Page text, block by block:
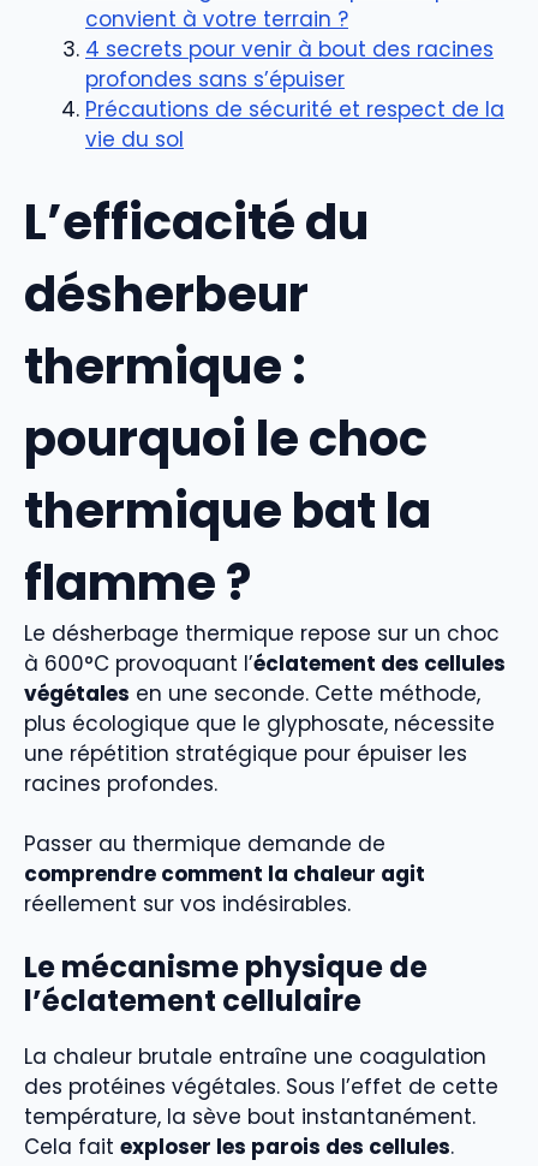
convient à votre terrain ?
4 secrets pour venir à bout des racines
profondes sans s’épuiser
Précautions de sécurité et respect de la
vie du sol
L’efficacité du
désherbeur
thermique :
pourquoi le choc
thermique bat la
flamme ?
Le désherbage thermique repose sur un choc
à 600°C provoquant l’éclatement des cellules
végétales en une seconde. Cette méthode,
plus écologique que le glyphosate, nécessite
une répétition stratégique pour épuiser les
racines profondes.
Passer au thermique demande de
comprendre comment la chaleur agit
réellement sur vos indésirables.
Le mécanisme physique de
l’éclatement cellulaire
La chaleur brutale entraîne une coagulation
des protéines végétales. Sous l’effet de cette
température, la sève bout instantanément.
Cela fait exploser les parois des cellules.